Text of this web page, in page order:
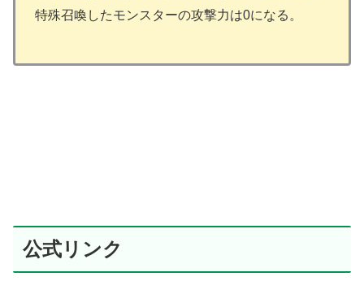
特殊召喚したモンスターの攻撃力は0になる。
公式リンク